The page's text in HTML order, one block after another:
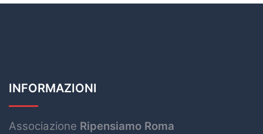
INFORMAZIONI
Associazione Ripensiamo Roma